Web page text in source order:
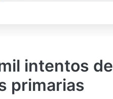
intentos de
primarias